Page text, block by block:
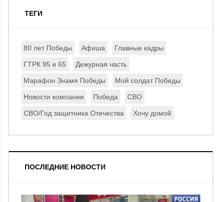
ТЕГИ
80 лет Победы Афиша Главные кадры
ГТРК 95 и 65 Дежурная часть
Марафон Знамя Победы Мой солдат Победы
Новости компании Победа СВО
СВО/Год защитника Отечества Хочу домой
ПОСЛЕДНИЕ НОВОСТИ